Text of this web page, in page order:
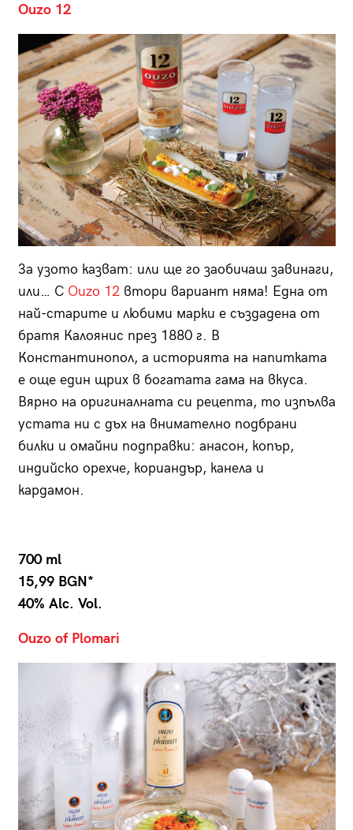
Ouzo 12
За узото казват: или ще го заобичаш завинаги,
или… С Ouzo 12втори вариант няма! Една от
най-старите и любими марки е създадена от
братя Калоянис през 1880 г. В
Константинопол, а историята на напитката
е още един щрих в богатата гама на вкуса.
Вярно на оригиналната си рецепта, то изпълва
устата ни с дъх на внимателно подбрани
билки и омайни подправки: анасон, копър,
индийско орехче, кориандър, канела и
кардамон.
700 ml
15,99 BGN*
40% Alc. Vol.
Ouzo of Plomari